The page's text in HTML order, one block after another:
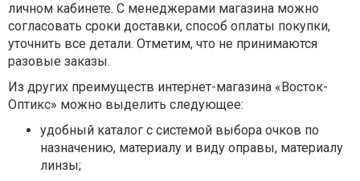
личном кабинете. С менеджерами магазина можно
согласовать сроки доставки, способ оплаты покупки,
уточнить все детали. Отметим, что не принимаются
разовые заказы.
Из других преимуществ интернет-магазина «Восток-
Оптикс» можно выделить следующее:
удобный каталог с системой выбора очков по
назначению, материалу и виду оправы, материалу
линзы;